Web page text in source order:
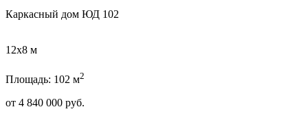
Каркасный дом ЮД 102
12х8 м
Площадь: 102 м2
от 4 840 000 руб.